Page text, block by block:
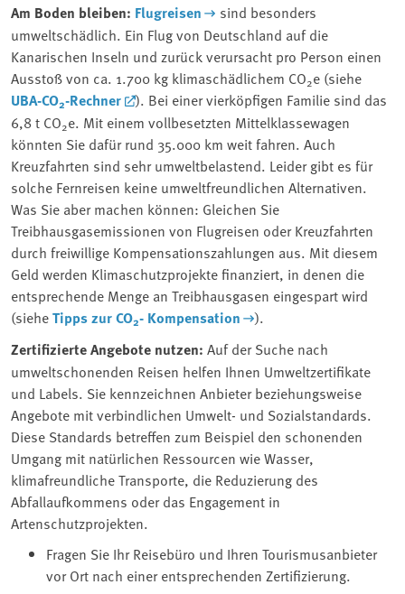
Am Boden bleiben: Flugreisen
sind besonders
umweltschädlich. Ein Flug von Deutschland auf die
Kanarischen Inseln und zurück verursacht pro Person einen
Ausstoß von ca. 1.700 kg klimaschädlichem CO2e (siehe
UBA-CO2-Rechner
). Bei einer vierköpfigen Familie sind das
6,8 t CO2e. Mit einem vollbesetzten Mittelklassewagen
könnten Sie dafür rund 35.000 km weit fahren. Auch
Kreuzfahrten sind sehr umweltbelastend. Leider gibt es für
solche Fernreisen keine umweltfreundlichen Alternativen.
Was Sie aber machen können: Gleichen Sie
Treibhausgasemissionen von Flugreisen oder Kreuzfahrten
durch freiwillige Kompensationszahlungen aus. Mit diesem
Geld werden Klimaschutzprojekte finanziert, in denen die
entsprechende Menge an Treibhausgasen eingespart wird
(sieheTipps zur CO2- Kompensation ).
Zertifizierte Angebote nutzen: Auf der Suche nach
umweltschonenden Reisen helfen Ihnen Umweltzertifikate
und Labels. Sie kennzeichnen Anbieter beziehungsweise
Angebote mit verbindlichen Umwelt- und Sozialstandards.
Diese Standards betreffen zum Beispiel den schonenden
Umgang mit natürlichen Ressourcen wie Wasser,
klimafreundliche Transporte, die Reduzierung des
Abfallaufkommens oder das Engagement in
Artenschutzprojekten.
Fragen Sie Ihr Reisebüro und Ihren Tourismusanbieter
vor Ort nach einer entsprechenden Zertifizierung.